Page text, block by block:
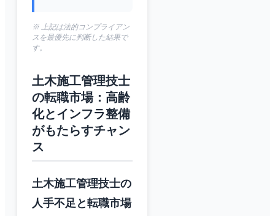
※ 上記は法的コンプライアン
スを最優先に判断した結果で
す。
土木施工管理技士
の転職市場：高齢
化とインフラ整備
がもたらすチャン
ス
土木施工管理技士の
人手不足と転職市場